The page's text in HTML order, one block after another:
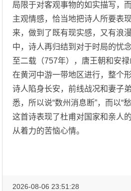
局限于对客观事物的如实描写，
主观情感，恰当地把诗人所要表
来，做到了既有现实感，又有
中，诗人再归结到对于时局的忧
至二载（757年），唐王朝和安禄
在黄河中游一带地区进行，整个
诗人陷身长安，前线战况和妻子
悉，所以说“数州消息断”，而以“
这首诗表现了杜甫对国家和亲人
从着力的苦恼心情。
2026-08-06 23:51:28